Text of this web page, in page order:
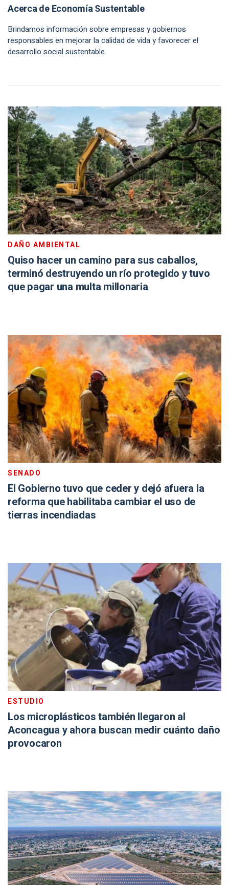
Acerca de Economía Sustentable
Brindamos información sobre empresas y gobiernos
responsables en mejorar la calidad de vida y favorecer el
desarrollo social sustentable.
DAÑO AMBIENTAL
Quiso hacer un camino para sus caballos,
terminó destruyendo un río protegido y tuvo
que pagar una multa millonaria
SENADO
El Gobierno tuvo que ceder y dejó afuera la
reforma que habilitaba cambiar el uso de
tierras incendiadas
ESTUDIO
Los microplásticos también llegaron al
Aconcagua y ahora buscan medir cuánto daño
provocaron